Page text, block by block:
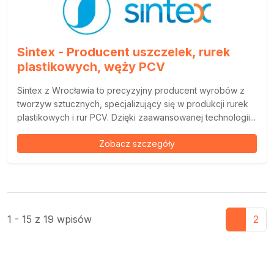
Sintex - Producent uszczelek, rurek
plastikowych, węży PCV
Sintex z Wrocławia to precyzyjny producent wyrobów z
tworzyw sztucznych, specjalizujący się w produkcji rurek
plastikowych i rur PCV. Dzięki zaawansowanej technologii...
Zobacz szczegóły
1 - 15 z 19 wpisów 2